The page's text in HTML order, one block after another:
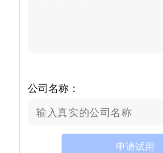
公司名称：
申请试用